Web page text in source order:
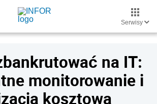
Serwisy
na IT:
monitorowanie i
kosztowa